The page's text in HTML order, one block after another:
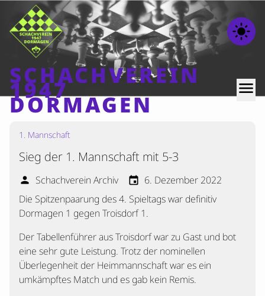
light_mode
SCHACHVEREIN
1947
DORMAGEN
menu
Home
Beiträge
Mannschaften
Ranglisten
Termine
Verschiedenes
Kontakt
1. Mannschaft
Sieg der 1. Mannschaft mit 5-3
person Schachverein Archiv event 6. Dezember 2022
Die Spitzenpaarung des 4. Spieltags war definitiv
Dormagen 1 gegen Troisdorf 1.
Der Tabellenführer aus Troisdorf war zu Gast und bot
eine sehr gute Leistung. Trotz der nominellen
Überlegenheit der Heimmannschaft war es ein
umkämpftes Match und es gab kein Remis.